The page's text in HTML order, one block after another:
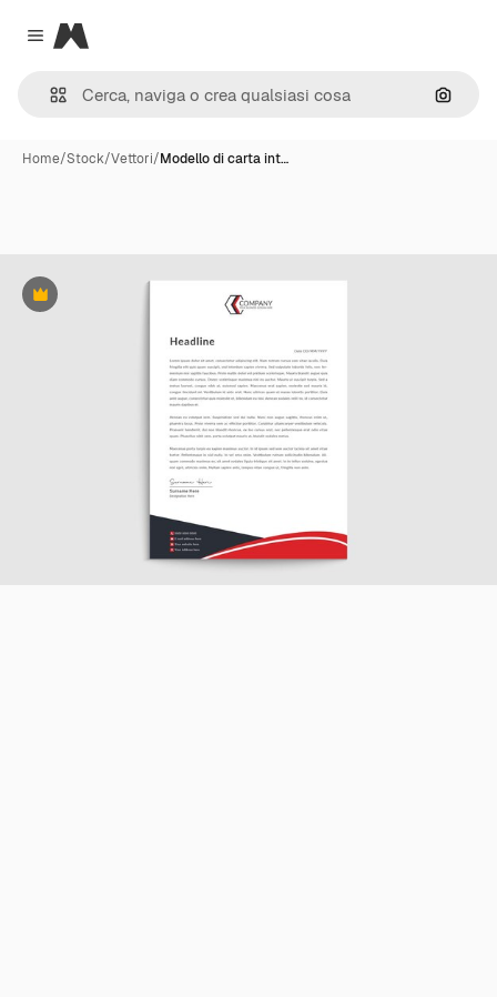
Close menu
Magnific
Cerca
Home/Stock/Vettori/Modello di carta int…
Premium